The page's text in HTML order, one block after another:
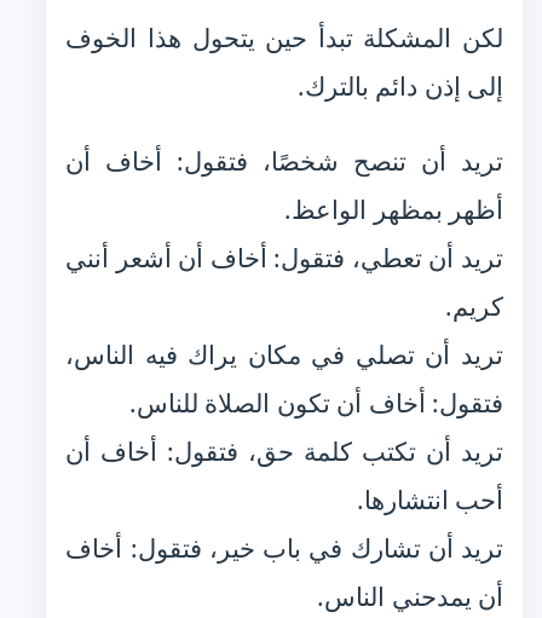
لكن المشكلة تبدأ حين يتحول هذا الخوف
إلى إذن دائم بالترك.
تريد أن تنصح شخصًا، فتقول: أخاف أن
أظهر بمظهر الواعظ.
تريد أن تعطي، فتقول: أخاف أن أشعر أنني
كريم.
تريد أن تصلي في مكان يراك فيه الناس،
فتقول: أخاف أن تكون الصلاة للناس.
تريد أن تكتب كلمة حق، فتقول: أخاف أن
أحب انتشارها.
تريد أن تشارك في باب خير، فتقول: أخاف
أن يمدحني الناس.